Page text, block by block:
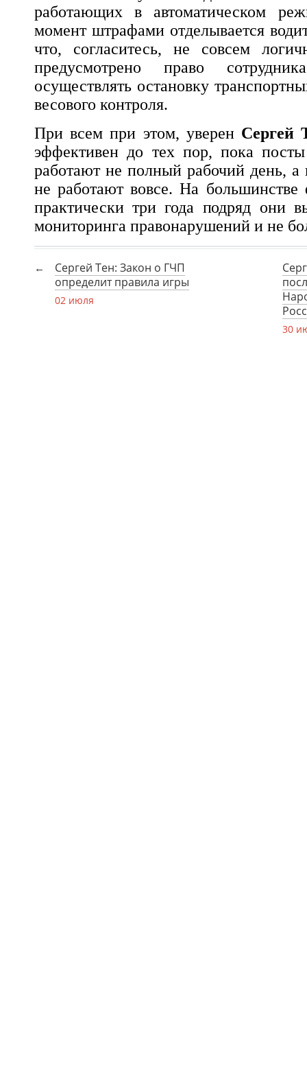
работающих в автоматическом
момент штрафами отделывается
что, согласитесь, не совсем
предусмотрено право
осуществлять остановку
весового контроля.
При всем при этом, уверен Сергей
эффективен до тех пор, пока посты
работают не полный рабочий день, а
не работают вовсе. На большинстве
практически три года подряд они
мониторинга правонарушений и не
Сергей Тен: Закон о ГЧП
определит правила игры
02 июля
30